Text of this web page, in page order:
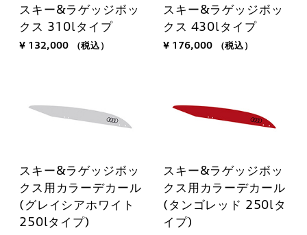
スキー&ラゲッジボッ
クス 310lタイプ
¥ 132,000 （税込）
スキー&ラゲッジボッ
クス 430lタイプ
¥ 176,000 （税込）
スキー&ラゲッジボッ
クス用カラーデカール
(グレイシアホワイト
250lタイプ)
スキー&ラゲッジボッ
クス用カラーデカール
(タンゴレッド 250lタ
イプ)